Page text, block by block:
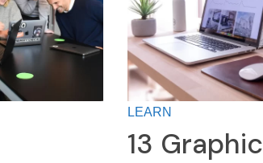
LEARN
13 Graphic